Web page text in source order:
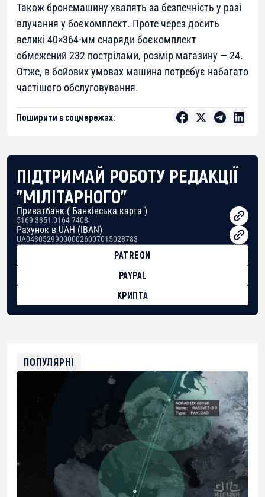
Також бронемашину хвалять за безпечність у разі
влучання у боєкомплект. Проте через досить
великі 40×364-мм снаряди боєкомплект
обмежений 232 пострілами, розмір магазину — 24.
Отже, в бойових умовах машина потребує набагато
частішого обслуговування.
Поширити в соцмережах:
ПІДТРИМАЙ РОБОТУ РЕДАКЦІЇ
"МІЛІТАРНОГО"
Приватбанк ( Банківська карта )
5169 3351 0164 7408
Рахунок в UAH (IBAN)
UA043052990000026007015028783
PATREON
PAYPAL
КРИПТА
0xfD02863D3289416fcF50975c9DFda13623f97758
ПОПУЛЯРНІ